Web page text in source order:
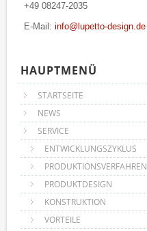
+49 08247-2035
E-Mail: info@lupetto-design.de
HAUPTMENÜ
STARTSEITE
NEWS
SERVICE
ENTWICKLUNGSZYKLUS
PRODUKTIONSVERFAHREN
PRODUKTDESIGN
KONSTRUKTION
VORTEILE